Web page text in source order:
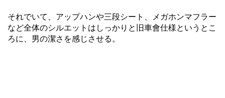
それでいて、アップハンや三段シート、メガホンマフラー
など全体のシルエットはしっかりと旧車會仕様というとこ
ろに、男の潔さを感じさせる。